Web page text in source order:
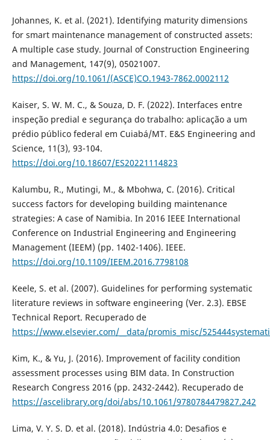
Johannes, K. et al. (2021). Identifying maturity dimensions
for smart maintenance management of constructed assets:
A multiple case study. Journal of Construction Engineering
and Management, 147(9), 05021007.
https://doi.org/10.1061/(ASCE)CO.1943-7862.0002112
Kaiser, S. W. M. C., & Souza, D. F. (2022). Interfaces entre
inspeção predial e segurança do trabalho: aplicação a um
prédio público federal em Cuiabá/MT. E&S Engineering and
Science, 11(3), 93-104.
https://doi.org/10.18607/ES20221114823
Kalumbu, R., Mutingi, M., & Mbohwa, C. (2016). Critical
success factors for developing building maintenance
strategies: A case of Namibia. In 2016 IEEE International
Conference on Industrial Engineering and Engineering
Management (IEEM) (pp. 1402-1406). IEEE.
https://doi.org/10.1109/IEEM.2016.7798108
Keele, S. et al. (2007). Guidelines for performing systematic
literature reviews in software engineering (Ver. 2.3). EBSE
Technical Report. Recuperado de
https://www.elsevier.com/__data/promis_misc/
Kim, K., & Yu, J. (2016). Improvement of facility condition
assessment processes using BIM data. In Construction
Research Congress 2016 (pp. 2432-2442). Recuperado de
https://ascelibrary.org/doi/abs/10.1061/9780784479827.242
Lima, V. Y. S. D. et al. (2018). Indústria 4.0: Desafios e